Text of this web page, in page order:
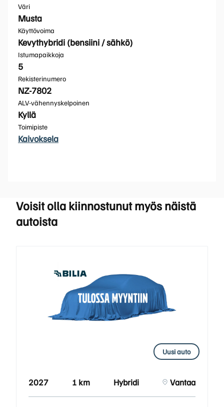
Väri
Musta
Käyttövoima
Kevythybridi (bensiini / sähkö)
Istumapaikkoja
5
Rekisterinumero
NZ-7802
ALV-vähennyskelpoinen
Kyllä
Toimipiste
Kaivoksela
Voisit olla kiinnostunut myös näistä
autoista
Uusi auto
2027 1 km Hybridi Vantaa